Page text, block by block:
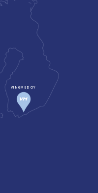
VINGMED OY